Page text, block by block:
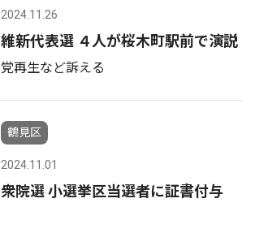
2024.11.26
維新代表選 ４人が桜木町駅前で演説
党再生など訴える
鶴見区
2024.11.01
衆院選 小選挙区当選者に証書付与